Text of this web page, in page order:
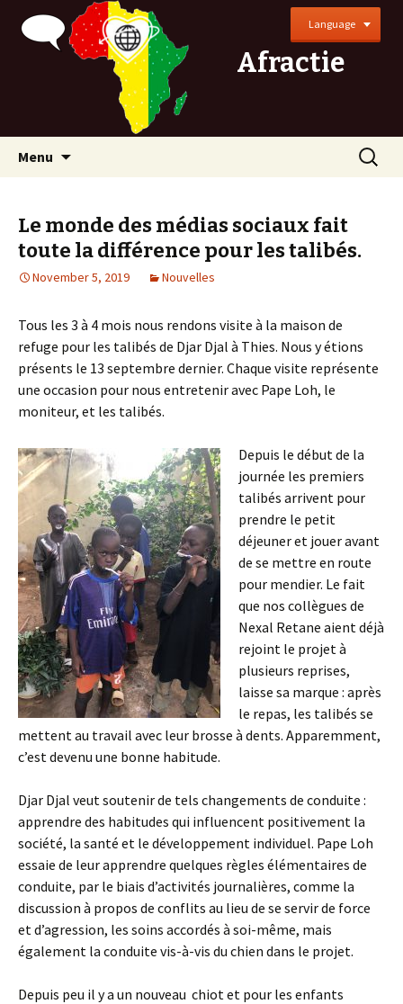
Afractie
Language
Menu
Search
for:
Le monde des médias sociaux fait
toute la différence pour les talibés.
November 5, 2019 Nouvelles
Tous les 3 à 4 mois nous rendons visite à la maison de
refuge pour les talibés de Djar Djal à Thies. Nous y étions
présents le 13 septembre dernier. Chaque visite représente
une occasion pour nous entretenir avec Pape Loh, le
moniteur, et les talibés.
Depuis le début de la
journée les premiers
talibés arrivent pour
prendre le petit
déjeuner et jouer avant
de se mettre en route
pour mendier. Le fait
que nos collègues de
Nexal Retane aient déjà
rejoint le projet à
plusieurs reprises,
laisse sa marque : après
le repas, les talibés se
mettent au travail avec leur brosse à dents. Apparemment,
c’est devenu une bonne habitude.
Djar Djal veut soutenir de tels changements de conduite :
apprendre des habitudes qui influencent positivement la
société, la santé et le développement individuel. Pape Loh
essaie de leur apprendre quelques règles élémentaires de
conduite, par le biais d’activités journalières, comme la
discussion à propos de conflits au lieu de se servir de force
et d’agression, les soins accordés à soi-même, mais
également la conduite vis-à-vis du chien dans le projet.
Depuis peu il y a un nouveau chiot et pour les enfants